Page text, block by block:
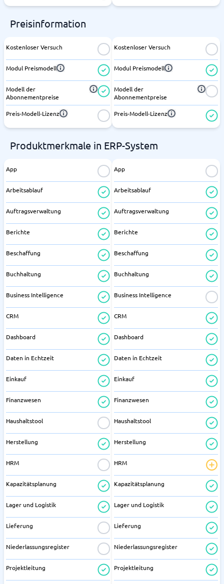
Preisinformation
Kostenloser Versuch
Modul Preismodell
Modell der
Abonnementpreise
Preis-Modell-Lizenz
Kostenloser Versuch
Modul Preismodell
Modell der
Abonnementpreise
Preis-Modell-Lizenz
Produktmerkmale in ERP-System
App
Arbeitsablauf
Auftragsverwaltung
Berichte
Beschaffung
Buchhaltung
Business Intelligence
CRM
Dashboard
Daten in Echtzeit
Einkauf
Finanzwesen
Haushaltstool
Herstellung
HRM
Kapazitätsplanung
Lager und Logistik
Lieferung
Niederlassungsregister
Projektleitung
App
Arbeitsablauf
Auftragsverwaltung
Berichte
Beschaffung
Buchhaltung
Business Intelligence
CRM
Dashboard
Daten in Echtzeit
Einkauf
Finanzwesen
Haushaltstool
Herstellung
HRM
Kapazitätsplanung
Lager und Logistik
Lieferung
Niederlassungsregister
Projektleitung